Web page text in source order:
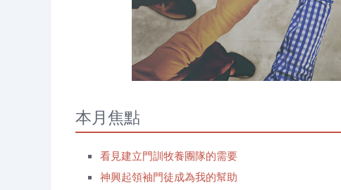
本月焦點
看見建立門訓牧養團隊的需要
神興起領袖門徒成為我的幫助